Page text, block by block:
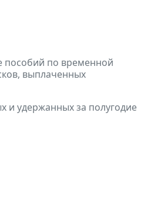
пособий по временной
выплаченных
и удержанных за полугодие